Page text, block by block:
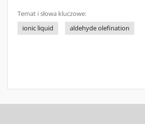
Temat i słowa kluczowe:
ionic liquid
aldehyde olefination